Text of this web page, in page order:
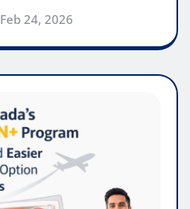
Feb 24, 2026